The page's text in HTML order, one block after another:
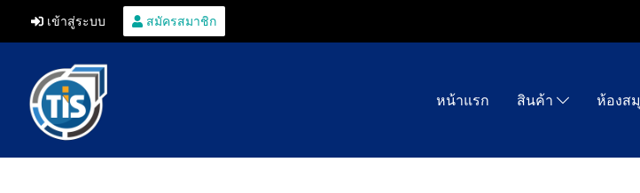
เข้าสู่ระบบ สมัครสมาชิก
หน้าแรก สินค้า ห้องส